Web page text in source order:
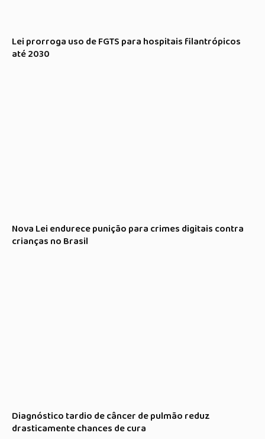
Lei prorroga uso de FGTS para hospitais filantrópicos
até 2030
Nova Lei endurece punição para crimes digitais contra
crianças no Brasil
Diagnóstico tardio de câncer de pulmão reduz
drasticamente chances de cura